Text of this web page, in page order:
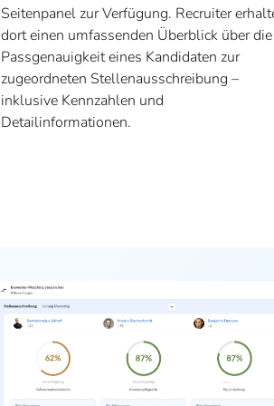
Seitenpanel zur Verfügung. Recruiter
dort einen umfassenden Überblick über die
Passgenauigkeit eines Kandidaten zur
zugeordneten Stellenausschreibung –
inklusive Kennzahlen und
Detailinformationen.